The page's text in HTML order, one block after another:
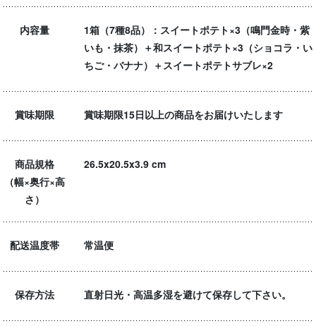
内容量
1箱（7種8品）：スイートポテト×3（鳴門金時・紫
いも・抹茶）＋和スイートポテト×3（ショコラ・い
ちご・バナナ）＋スイートポテトサブレ×2
賞味期限 賞味期限15日以上の商品をお届けいたします
商品規格
（幅×奥行×高
さ）
26.5x20.5x3.9 cm
配送温度帯 常温便
保存方法 直射日光・高温多湿を避けて保存して下さい。